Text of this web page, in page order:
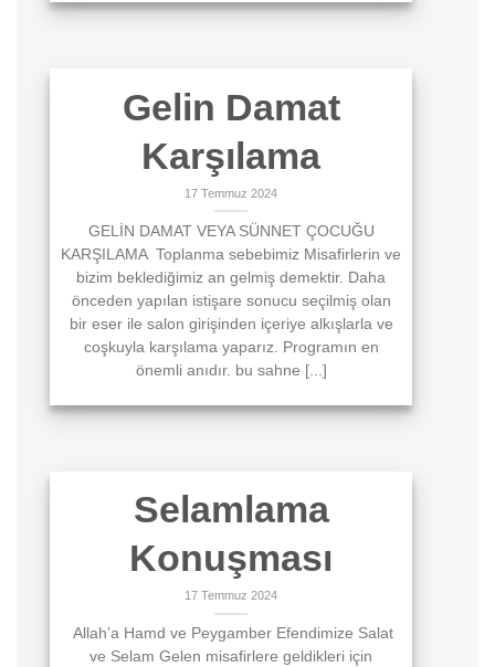
Gelin Damat
Karşılama
17 Temmuz 2024
GELİN DAMAT VEYA SÜNNET ÇOCUĞU
KARŞILAMA Toplanma sebebimiz Misafirlerin ve
bizim beklediğimiz an gelmiş demektir. Daha
önceden yapılan istişare sonucu seçilmiş olan
bir eser ile salon girişinden içeriye alkışlarla ve
coşkuyla karşılama yaparız. Programın en
önemli anıdır. bu sahne [...]
Selamlama
Konuşması
17 Temmuz 2024
Allah’a Hamd ve Peygamber Efendimize Salat
ve Selam Gelen misafirlere geldikleri için